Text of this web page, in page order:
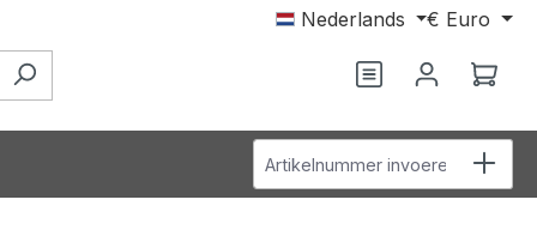
Nederlands € Euro
Artikelnummer invoeren